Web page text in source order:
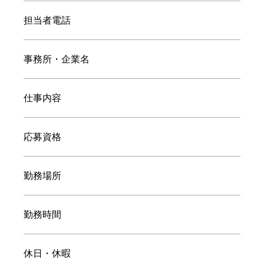
担当者電話
事務所・企業名
仕事内容
応募資格
勤務場所
勤務時間
休日・休暇